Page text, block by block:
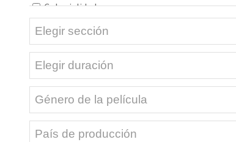
Colonialidad
Construcciones identitarias
Construcciones socioculturales
Cuerpo
Danza
Decolonialidad
Deportaciones
Desplazadxs